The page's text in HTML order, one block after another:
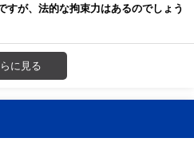
すが、法的な拘束力はあるのでしょう
に見る